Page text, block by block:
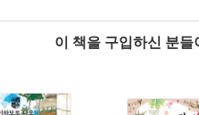
이 책을 구입하신 분